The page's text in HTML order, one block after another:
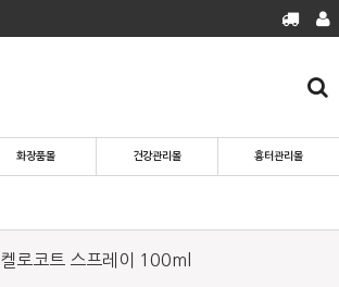
화장품몰 건강관리몰 흉터관리몰
켈로코트 스프레이 100ml